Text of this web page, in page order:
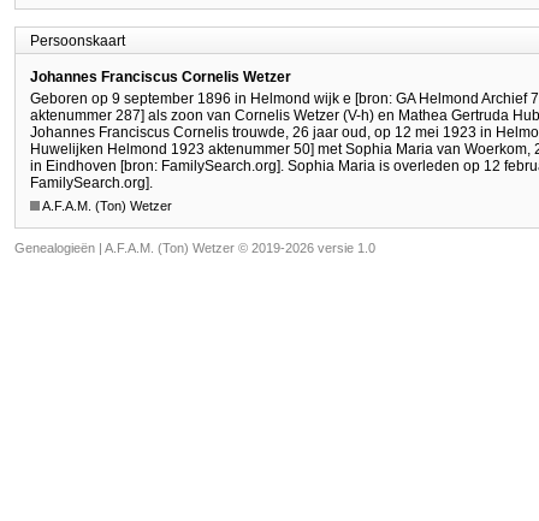
Persoonskaart
Johannes Franciscus Cornelis Wetzer
Geboren op 9 september 1896 in Helmond wijk e [bron: GA Helmond Archief
aktenummer 287] als zoon van Cornelis Wetzer (V-h) en Mathea Gertruda
Johannes Franciscus Cornelis trouwde, 26 jaar oud, op 12 mei 1923 in
Huwelijken Helmond 1923 aktenummer 50] met Sophia Maria van
in Eindhoven [bron: FamilySearch.org]. Sophia Maria is overleden op 12
FamilySearch.org].
A.F.A.M. (Ton) Wetzer
Genealogieën | A.F.A.M. (Ton) Wetzer © 2019-2026 versie 1.0